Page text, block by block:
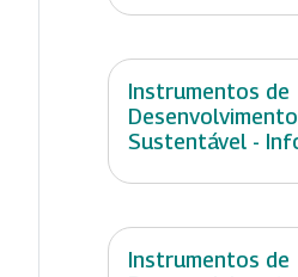
Instrumentos de
Sustentável -
Instrumentos de